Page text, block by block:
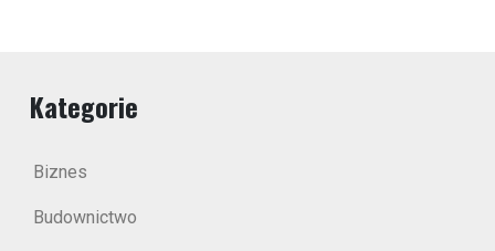
Kategorie
Biznes
Budownictwo